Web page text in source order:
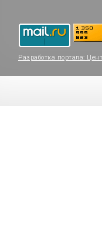
Разработка портала: